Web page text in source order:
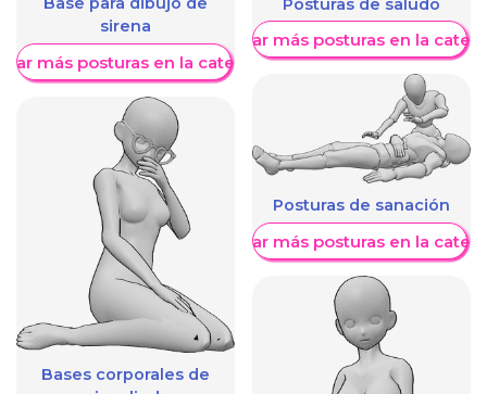
sirena
más posturas en la categoría
Bases corporales de
Mostrar más posturas en la
Posturas de sanación
Mostrar más posturas en la